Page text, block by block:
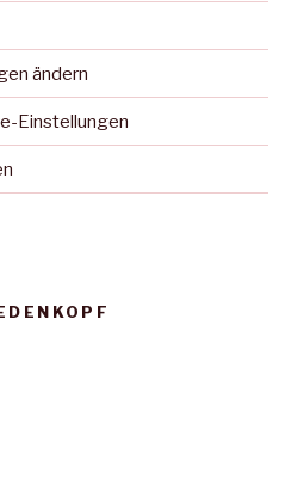
ändern
Einstellungen